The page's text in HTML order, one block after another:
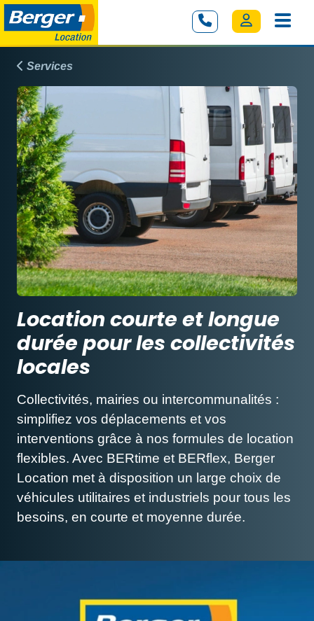
Services
Location courte et longue
durée pour les collectivités
locales
Collectivités, mairies ou intercommunalités :
simplifiez vos déplacements et vos
interventions grâce à nos formules de location
flexibles. Avec BERtime et BERflex, Berger
Location met à disposition un large choix de
véhicules utilitaires et industriels pour tous les
besoins, en courte et moyenne durée.